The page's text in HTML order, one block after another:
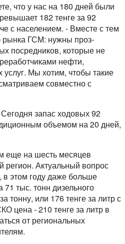
что у нас на 180 дней были
182 тенге за 92
с населением. - Вместе с тем
рынка ГСМ: нужны проз-
посредников, которые не
нефти,
услуг. Мы хотим, чтобы такие
совместно с
запас ходовых 92
объемом на 20 дней,
еще на шесть месяцев
регион. Актуальный вопрос
в этом году даже больше
тыс. тонн дизельного
тонну, или 176 тенге за литр с
цена - 210 тенге за литр в
от региональных